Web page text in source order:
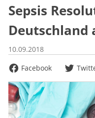
Sepsis
Deutschland
10.09.2018
Facebook